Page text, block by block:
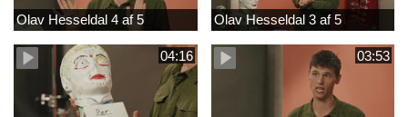
Olav Hesseldal 4 af 5 Olav Hesseldal 3 af 5
04:16 03:53